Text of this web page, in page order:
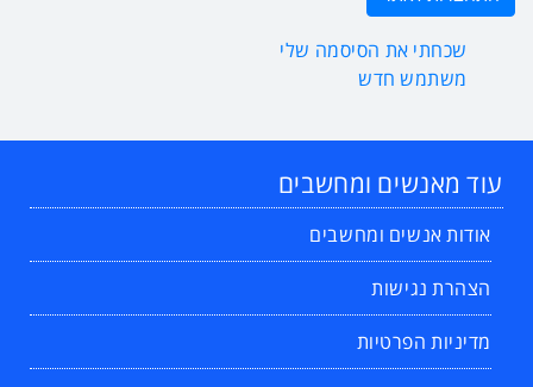
שכחתי את הסיסמה שלי
משתמש חדש
עוד מאנשים ומחשבים
אודות אנשים ומחשבים
הצהרת נגישות
מדיניות הפרטיות